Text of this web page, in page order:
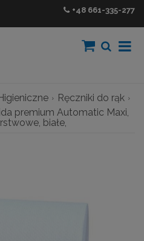
+48 661-335-277
Ręczniki do rąk
premium Automatic Maxi,
białe,